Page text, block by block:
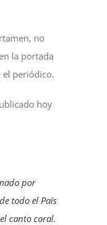
no
la portada
el periódico.
hoy
por
todo el País
canto coral.